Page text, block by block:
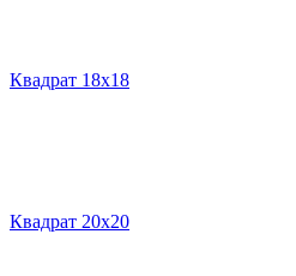
Квадрат 18х18
Квадрат 20х20